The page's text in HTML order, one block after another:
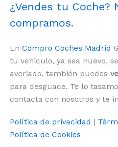
¿Vendes tu Coche?
compramos.
En Compro Coches Madrid
tu vehiculo, ya sea nuevo,
averiado, también puedes
para desguace. Te lo
contacta con nosotros y te
Política de privacidad |
Política de Cookies